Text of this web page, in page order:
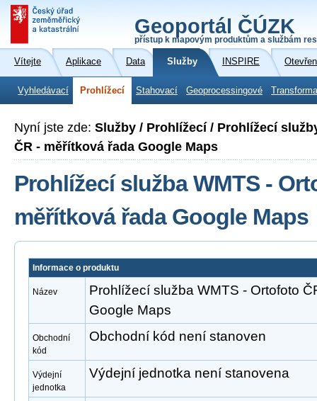
Geoportál ČÚZK
přístup k mapovým produktům a službám
Vítejte Aplikace Data Služby INSPIRE
Vyhledávací Prohlížecí Stahovací Geoprocessingové
Nyní jste zde: Služby / Prohlížecí / Prohlížecí
ČR - měřítková řada Google Maps
Prohlížecí služba WMTS -
měřítková řada Google Maps
Informace o produktu
Název
Prohlížecí služba WMTS - Ortofoto
Google Maps
Obchodní
kód
Obchodní kód není stanoven
Výdejní
jednotka
Výdejní jednotka není stanovena